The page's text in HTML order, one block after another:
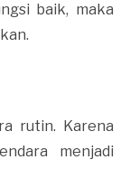
baik, maka
rutin. Karena
menjadi